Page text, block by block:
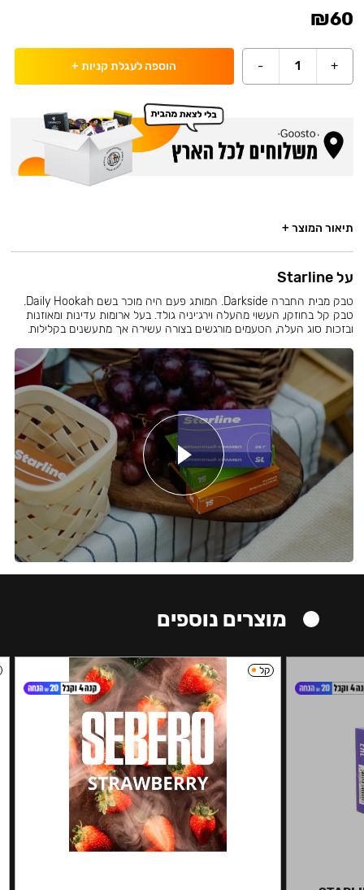
₪60
+
1
- הוספה לעגלת קניות +
תיאור המוצר +
על Starline
טבק מבית החברה Darkside. המותג פעם היה מוכר בשם Daily Hookah.
טבק קל בחוזקו, העשוי מהעלה וירג׳יניה גולד. בעל ארומות עדינות ומאוזנות
ובזכות סוג העלה, הטעמים מורגשים בצורה עשירה אך מתעשנים בקלילות.
מוצרים נוספים
קל